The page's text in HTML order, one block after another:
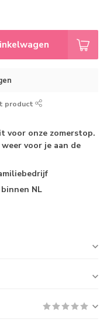
product
voor onze zomerstop.
voor je aan de
NL